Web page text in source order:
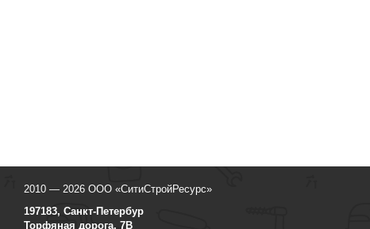
2010 — 2026 ООО «СитиСтройРесурс»
197183, Санкт-Петербур
Торфяная дорога, 7В